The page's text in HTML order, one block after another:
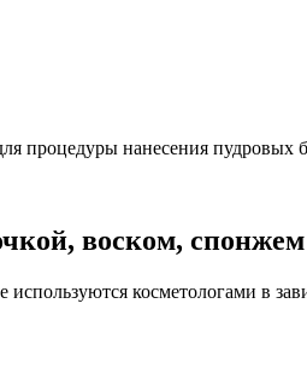
процедуры нанесения пудровых
воском, спонжем
используются косметологами в